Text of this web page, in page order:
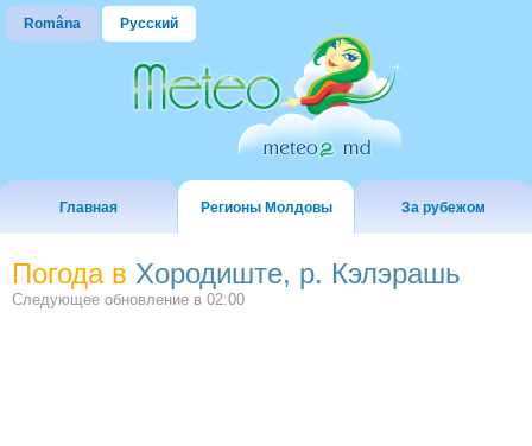
Româna Русский
Главная Регионы Молдовы За рубежом
Погода в Хородиште, р. Кэлэрашь
Следующее обновление в 02:00